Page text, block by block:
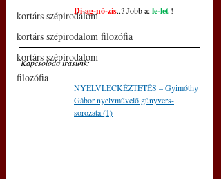
kortárs szépirodalom
kortárs szépirodalom filozófia
kortárs szépirodalom
filozófia
Di-ag-nó-zis..? Jobb a: le-let !
Kapcsolódó írásunk:
NYELVLECKÉZTETÉS – Gyimóthy
Gábor nyelvművelő gúnyvers-
sorozata (1)